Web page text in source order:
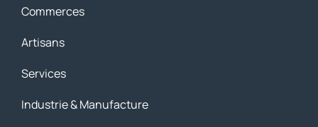
Commerces
Artisans
Services
Industrie & Manufacture